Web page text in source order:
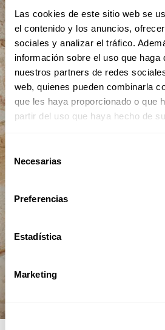
Las cookies de este sitio web se
el contenido y los anuncios,
sociales y analizar el tráfico.
información sobre el uso que haga
nuestros partners de redes
web, quienes pueden combinarla
que les haya proporcionado o que
partir del uso que haya hecho de
Selección
Necesarias
Preferencias
Estadística
Marketing